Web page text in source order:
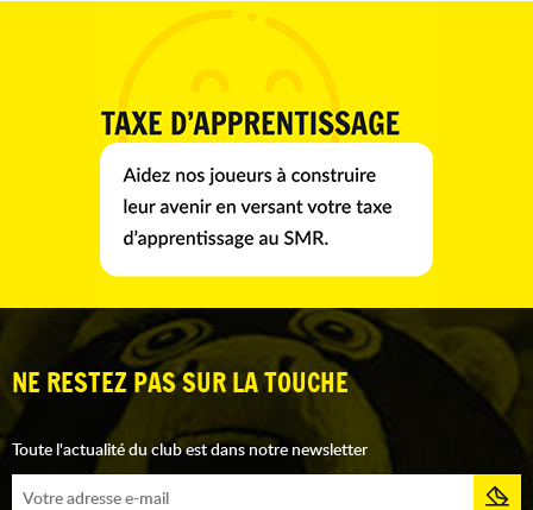
NE RESTEZ PAS SUR LA TOUCHE
Toute l'actualité du club est dans notre newsletter